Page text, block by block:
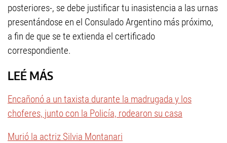
posteriores-, se debe justificar tu inasistencia a las urnas
presentándose en el Consulado Argentino más próximo,
a fin de que se te extienda el certificado
correspondiente.
LEÉ MÁS
Encañonó a un taxista durante la madrugada y los
choferes, junto con la Policía, rodearon su casa
Murió la actriz Silvia Montanari